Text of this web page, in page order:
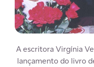
A escritora Virgínia
lançamento do livro